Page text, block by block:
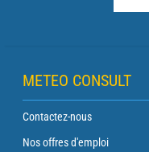
METEO CONSULT
Contactez-nous
Nos offres d'emploi